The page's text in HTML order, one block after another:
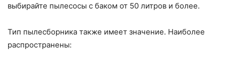
выбирайте пылесосы с баком от 50 литров и более.
Тип пылесборника также имеет значение. Наиболее
распространены: